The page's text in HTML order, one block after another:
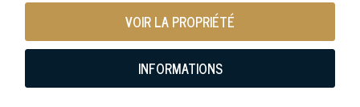
VOIR LA PROPRIÉTÉ
INFORMATIONS